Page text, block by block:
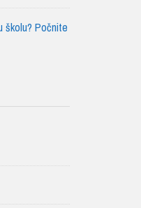
školu? Počnite